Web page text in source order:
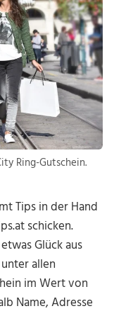
Ring-Gutschein.
Tips in der Hand
schicken.
Glück aus
allen
im Wert von
Name, Adresse